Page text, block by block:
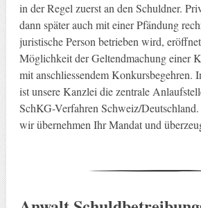
in der Regel zuerst an den Schuldner.
dann später auch mit einer Pfändung
juristische Person betrieben wird,
Möglichkeit der Geltendmachung einer
mit anschliessendem Konkursbegehren.
ist unsere Kanzlei die zentrale
SchKG-Verfahren Schweiz/
wir übernehmen Ihr Mandat und